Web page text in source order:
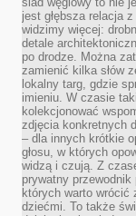
jest głębsza relacja
widzimy więcej:
detale
po drodze. Można
zamienić kilka słów
lokalny targ, gdzie
imieniu. W czasie
kolekcjonować
zdjęcia konkretnych
– dla innych krótkie
głosu, w których
widzą i czują. Z
prywatny
których warto wrócić
dziećmi. To także